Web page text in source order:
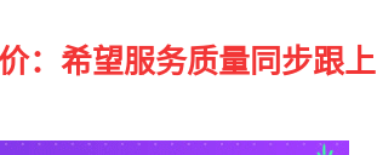
：希望服务质量同步跟上